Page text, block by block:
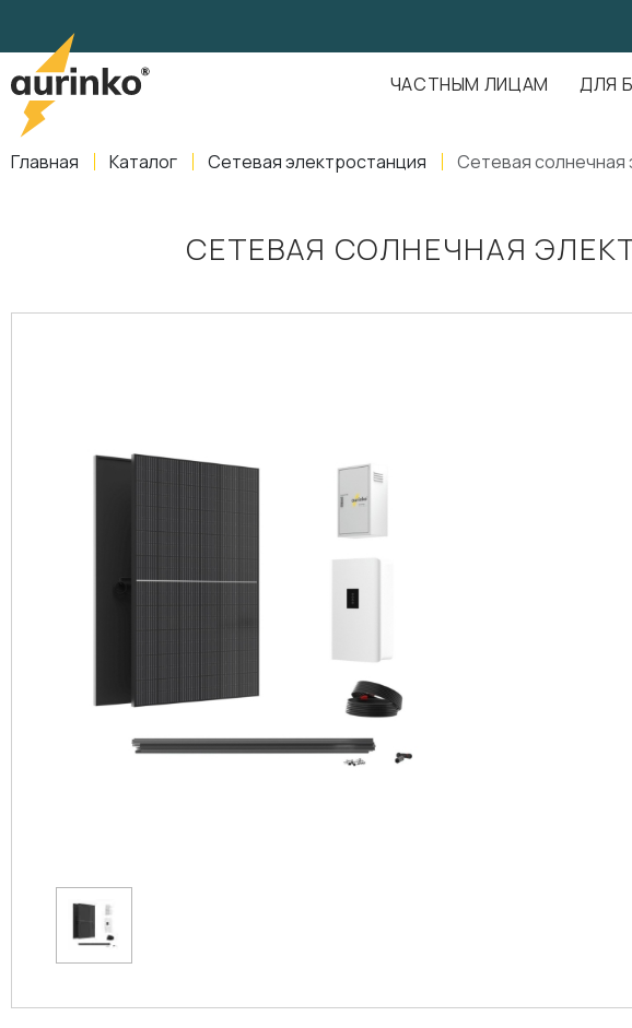
ЧАСТНЫМ ЛИЦАМ ДЛЯ
Главная Каталог Сетевая электростанция Сетевая солнечная
СЕТЕВАЯ СОЛНЕЧНАЯ
,Свердловская область
ул.Амундсена, д.
info@aurinkos.com
8-800-770-79-40